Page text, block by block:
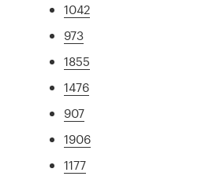
1042
973
1855
1476
907
1906
1177